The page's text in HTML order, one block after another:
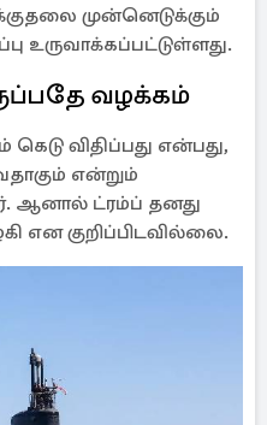
முன்னெடுக்கும்
உருவாக்கப்பட்டுள்ளது.
வழக்கம்
விதிப்பது என்பது,
என்றும்
ஆனால் ட்ரம்ப் தனது
என குறிப்பிடவில்லை.